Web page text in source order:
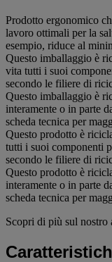
Prodotto ergonomico
lavoro ottimali per la
esempio, riduce al
Questo imballaggio è
vita tutti i suoi
secondo le filiere di
Questo imballaggio è
interamente o in parte
scheda tecnica per
Questo prodotto è
tutti i suoi componenti
secondo le filiere di
Questo prodotto è
interamente o in parte
scheda tecnica per
Scopri di più sul nostro